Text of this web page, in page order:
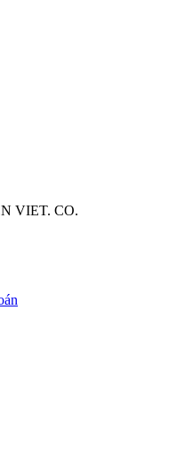
VIET. CO.